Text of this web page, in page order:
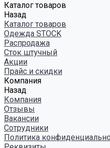
Каталог товаров
Назад
Каталог товаров
Одежда STOCK
Распродажа
Сток штучный
Акции
Прайс и скидки
Компания
Назад
Компания
Отзывы
Вакансии
Сотрудники
Политика